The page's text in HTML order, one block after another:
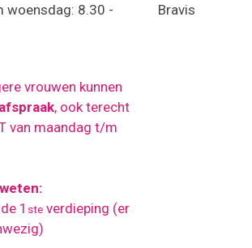
woensdag: 8.30 -
vrouwen kunnen
, ook terecht
van maandag t/m
1 ste verdieping (er
Bravis